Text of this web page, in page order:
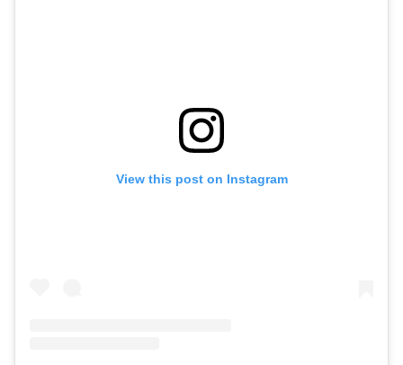
View this post on Instagram